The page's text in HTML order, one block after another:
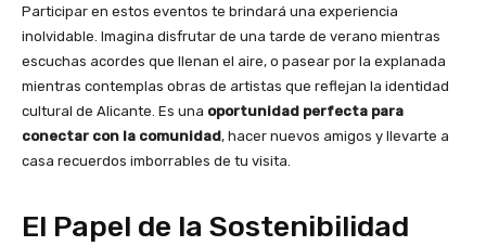
Participar en estos eventos te brindará una experiencia
inolvidable. Imagina disfrutar de una tarde de verano mientras
escuchas acordes que llenan el aire, o pasear por la explanada
mientras contemplas obras de artistas que reflejan la identidad
cultural de Alicante. Es una oportunidad perfecta para
conectar con la comunidad, hacer nuevos amigos y llevarte a
casa recuerdos imborrables de tu visita.
El Papel de la Sostenibilidad